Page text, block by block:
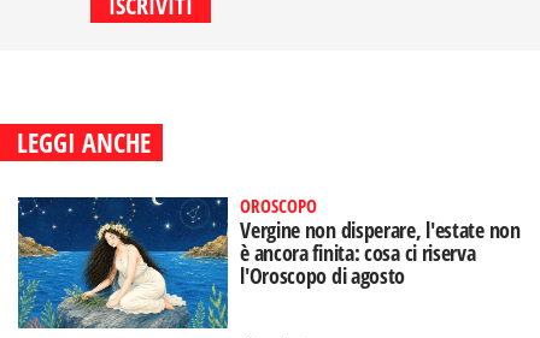
LEGGI ANCHE
OROSCOPO
Vergine non disperare, l'estate non
è ancora finita: cosa ci riserva
l'Oroscopo di agosto